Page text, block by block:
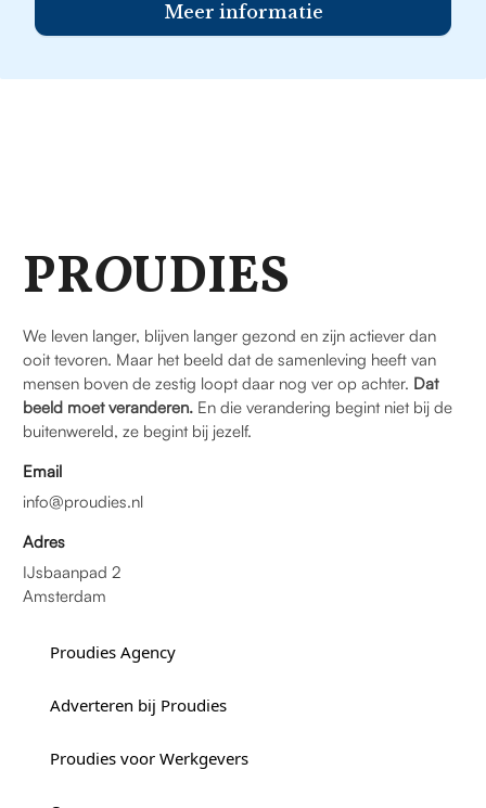
Meer informatie
PROUDIES
We leven langer, blijven langer gezond en zijn actiever dan
ooit tevoren. Maar het beeld dat de samenleving heeft van
mensen boven de zestig loopt daar nog ver op achter. Dat
beeld moet veranderen. En die verandering begint niet bij de
buitenwereld, ze begint bij jezelf.
Email
info@proudies.nl
Adres
IJsbaanpad 2
Amsterdam
Proudies Agency
Adverteren bij Proudies
Proudies voor Werkgevers